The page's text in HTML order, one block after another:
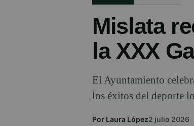
Mislata
la XXX
El Ayuntamiento
los éxitos del deporte
Por Laura López2 julio 2026